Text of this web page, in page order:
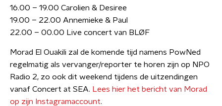
16.00 – 19.00 Carolien & Desiree
19.00 – 22.00 Annemieke & Paul
22.00 – 00.00 Live concert van BLØF
Morad El Ouakili zal de komende tijd namens PowNed
regelmatig als vervanger/reporter te horen zijn op NPO
Radio 2, zo ook dit weekend tijdens de uitzendingen
vanaf Concert at SEA. Lees hier het bericht van Morad
op zijn Instagramaccount.